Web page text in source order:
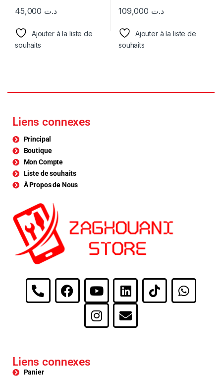
د.ت
Ajouter à la liste de
souhaits
د.ت
Ajouter à la liste de
souhaits
Liens connexes
Principal
Boutique
Mon Compte
Liste de souhaits
À Propos de Nous
Liens connexes
Panier